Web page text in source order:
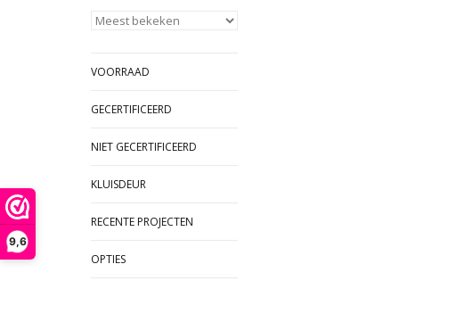
9,6
VOORRAAD
GECERTIFICEERD
NIET GECERTIFICEERD
KLUISDEUR
RECENTE PROJECTEN
OPTIES